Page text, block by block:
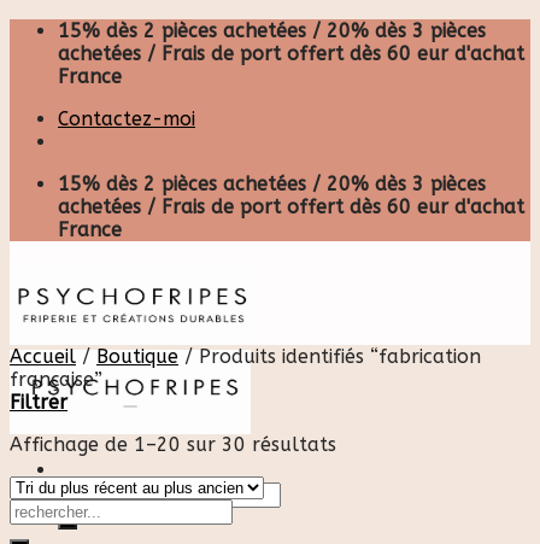
Skip
content
15% dès 2 pièces achetées / 20% dès 3 pièces
achetées / Frais de port offert dès 60 eur d'achat
France
Contactez-moi
15% dès 2 pièces achetées / 20% dès 3 pièces
achetées / Frais de port offert dès 60 eur d'achat
France
Recherche
pour :
Accueil / Boutique /Produits identifiés “fabrication
française”
Filtrer
Affichage de 1–20 sur 30 résultats